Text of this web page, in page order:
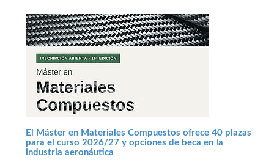
El Máster en Materiales Compuestos ofrece 40 plazas
para el curso 2026/27 y opciones de beca en la
industria aeronáutica